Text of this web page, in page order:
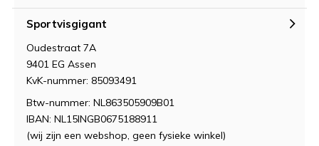
Sportvisgigant
Oudestraat 7A
9401 EG Assen
KvK-nummer: 85093491
Btw-nummer: NL863505909B01
IBAN: NL15INGB0675188911
(wij zijn een webshop, geen fysieke winkel)